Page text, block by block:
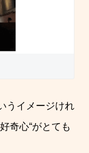
うイメージけれ
好奇心“がとても